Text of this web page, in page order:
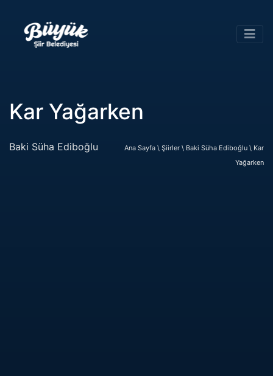
Kar Yağarken
Baki Süha Ediboğlu Ana Sayfa \ Şiirler \ Baki Süha Ediboğlu \ Kar
Yağarken